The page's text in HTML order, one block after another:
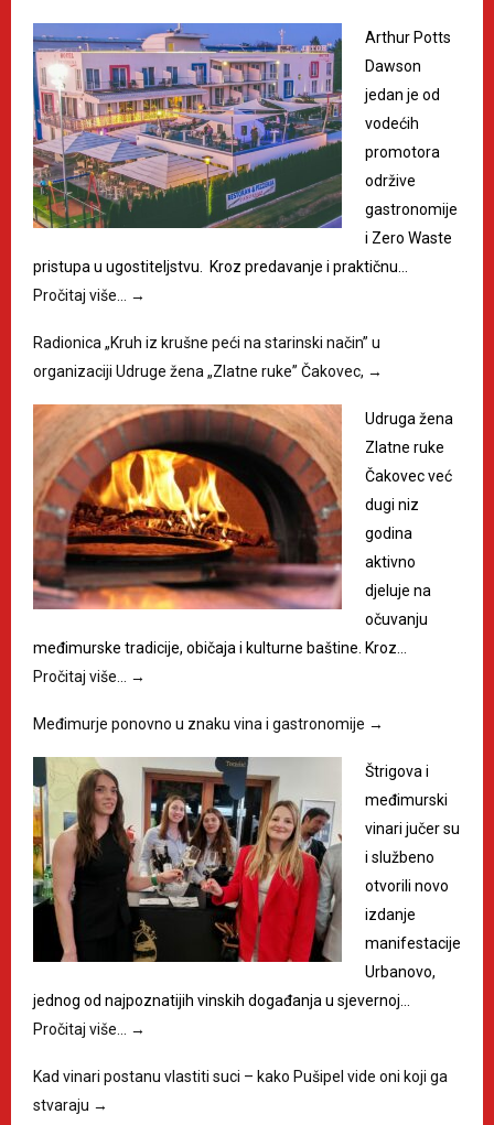
Arthur Potts
Dawson
jedan je od
vodećih
promotora
održive
gastronomije
i Zero Waste
pristupa u ugostiteljstvu. Kroz predavanje i praktičnu…
Pročitaj više…
→
Radionica „Kruh iz krušne peći na starinski način” u
organizaciji Udruge žena „Zlatne ruke” Čakovec, →
Udruga žena
Zlatne ruke
Čakovec već
dugi niz
godina
aktivno
djeluje na
očuvanju
međimurske tradicije, običaja i kulturne baštine. Kroz…
Pročitaj više…
→
Međimurje ponovno u znaku vina i gastronomije →
Štrigova i
međimurski
vinari jučer su
i službeno
otvorili novo
izdanje
manifestacije
Urbanovo,
jednog od najpoznatijih vinskih događanja u sjevernoj…
Pročitaj više…
→
Kad vinari postanu vlastiti suci – kako Pušipel vide oni koji ga
stvaraju →